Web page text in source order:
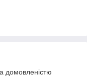
домовленістю